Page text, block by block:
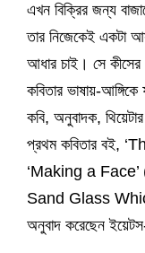
এখন বিক্রির জন্য
তার নিজেকেই একটা
আধার চাই। সে কীসের
কবিতার ভাষায়-
কবি, অনুবাদক,
প্রথম কবিতার বই,
‘Making a
Sand Glass Which
অনুবাদ করেছেন